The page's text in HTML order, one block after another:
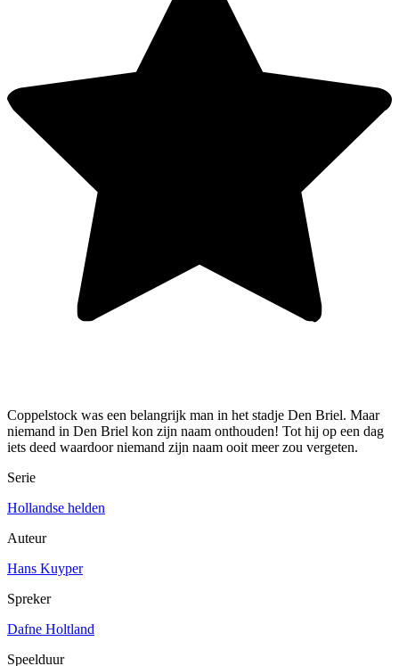
Coppelstock was een belangrijk man in het stadje Den Briel. Maar
niemand in Den Briel kon zijn naam onthouden! Tot hij op een dag
iets deed waardoor niemand zijn naam ooit meer zou vergeten.
Serie
Hollandse helden
Auteur
Hans Kuyper
Spreker
Dafne Holtland
Speelduur